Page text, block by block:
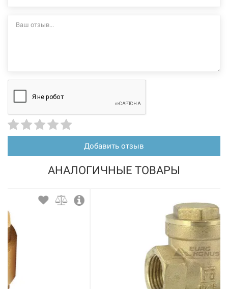
Добавить отзыв
АНАЛОГИЧНЫЕ ТОВАРЫ